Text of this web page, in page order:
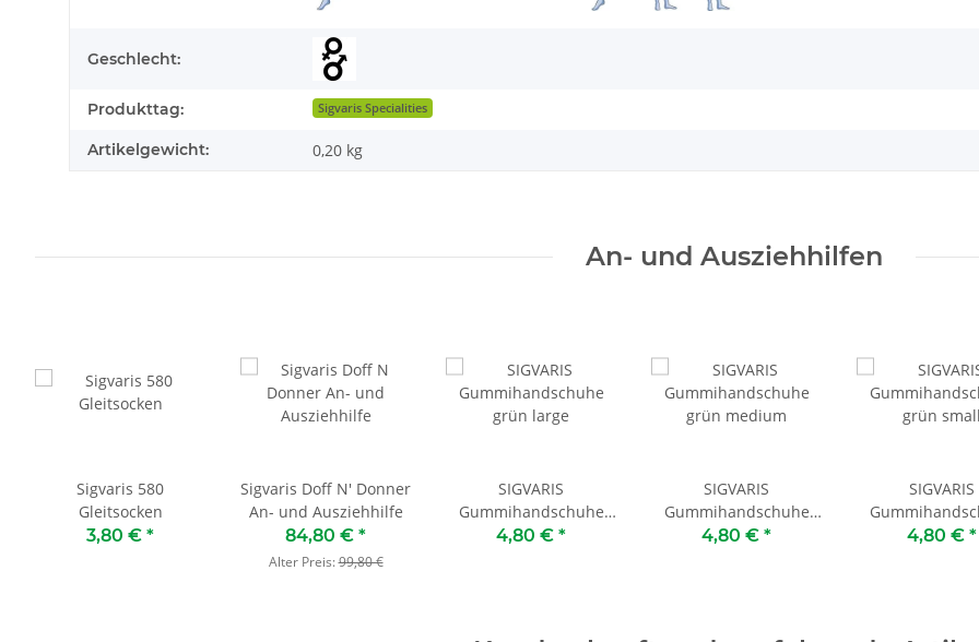
Geschlecht:
Produkttag: Sigvaris Specialities
Artikelgewicht: 0,20 kg
An- und Ausziehhilfen
Sigvaris 580
Gleitsocken
3,80 € *
Sigvaris Doff N' Donner
An- und Ausziehhilfe
84,80 € *
Alter Preis:99,80 €
SIGVARIS
Gummihandschuhe
grün large
4,80 € *
SIGVARIS
Gummihandschuhe
grün medium
4,80 € *
SIGVARIS
grün small
4,80 € *